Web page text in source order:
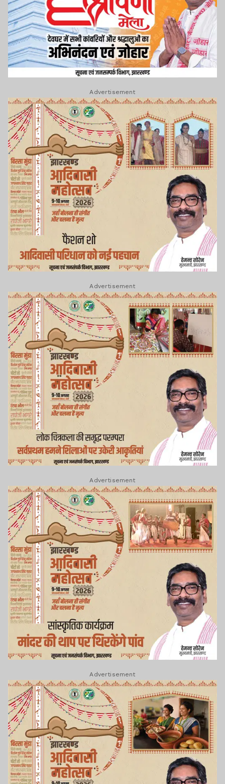
Advertisement
Advertisement
Advertisement
Advertisement